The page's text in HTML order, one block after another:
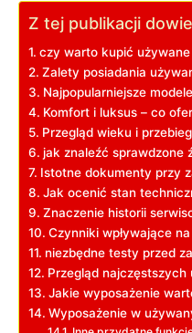
Z tej publikacji
czy⁢ warto kupić używane
Zalety posiadania
Najpopularniejsze
Komfort i‍ luksus – co
Przegląd wieku ‍i
jak znaleźć sprawdzone
Istotne⁢ dokumenty przy‌
Jak ocenić stan
Znaczenie historii
Czynniki‌ wpływające
niezbędne testy przed
Przegląd
Jakie wyposażenie
Wyposażenie w